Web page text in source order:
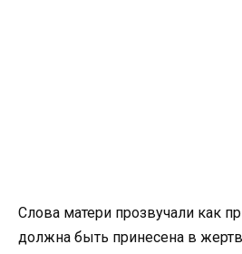
Слова матери прозвучали как
должна быть принесена в